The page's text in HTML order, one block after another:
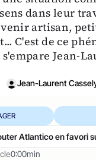
dans leur
artisan,
C'est de ce
Jean-
Jean-Laurent
0:00min
Atlantico en favori